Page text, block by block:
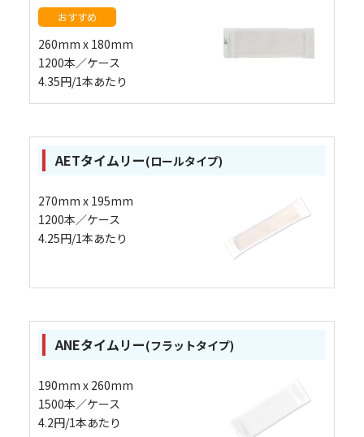
おすすめ
260mm x 180mm
1200本／ケース
4.35円/1本あたり
AETタイムリー(ロールタイプ)
270mm x 195mm
1200本／ケース
4.25円/1本あたり
ANEタイムリー(フラットタイプ)
190mm x 260mm
1500本／ケース
4.2円/1本あたり